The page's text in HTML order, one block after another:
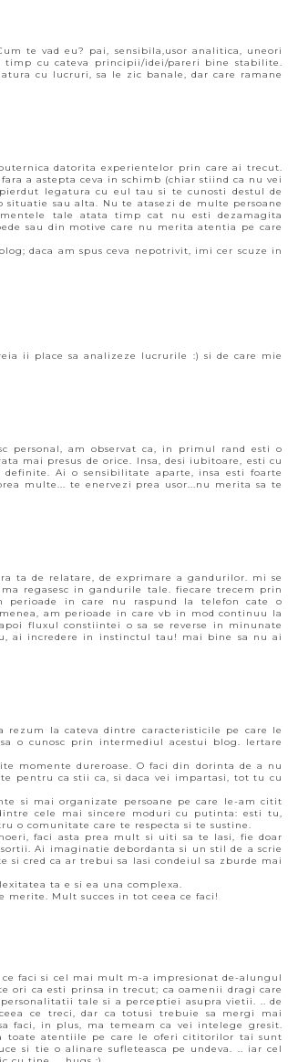
te vad eu? pai, sensibila,usor analitica, uneori
cu cateva principii/idei/pareri bine stabilite.
cu lucruri, sa le zic banale, dar care ramane
datorita experientelor prin care ai trecut.
a astepta ceva in schimb (chiar stiind ca nu vei
legatura cu eul tau si te cunosti destul de
sau alta. Nu te atasezi de multe persoane
tale atata timp cat nu esti dezamagita
sau din motive care nu merita atentia pe care
daca am spus ceva nepotrivit, imi cer scuze in
ii place sa analizeze lucrurile :) si de care mie
personal, am observat ca, in primul rand esti o
mai presus de orice. Insa, desi iubitoare, esti cu
Ai o sensibilitate aparte, insa esti foarte
multe... te enervezi prea usor...nu merita sa te
ta de relatare, de exprimare a gandurilor. mi se
regasesc in gandurile tale. fiecare trecem prin
perioade in care nu raspund la telefon cate o
am perioade in care vb in mod continuu la
fluxul constiintei o sa se reverse in minunate
ai incredere in instinctul tau! mai bine sa nu ai
rezum la cateva dintre caracteristicile pe care le
o cunosc prin intermediul acestui blog. Iertare
momente dureroase. O faci din dorinta de a nu
pentru ca stii ca, si daca vei impartasi, tot tu cu
si mai organizate persoane pe care le-am citit
cele mai sincere moduri cu putinta: esti tu,
o comunitate care te respecta si te sustine.
faci asta prea mult si uiti sa te lasi, fie doar
Ai imaginatie debordanta si un stil de a scrie
si cred ca ar trebui sa lasi condeiul sa zburde mai
ta e si ea una complexa.
Mult succes in tot ceea ce faci!
faci si cel mai mult m-a impresionat de-alungul
ca esti prinsa in trecut; ca oamenii dragi care
tale si a perceptiei asupra vietii. .. de
ce treci, dar ca totusi trebuie sa mergi mai
faci, in plus, ma temeam ca vei intelege gresit.
toate atentiile pe care le oferi cititorilor tai sunt
si tie o alinare sufleteasca pe undeva. .. iar cel